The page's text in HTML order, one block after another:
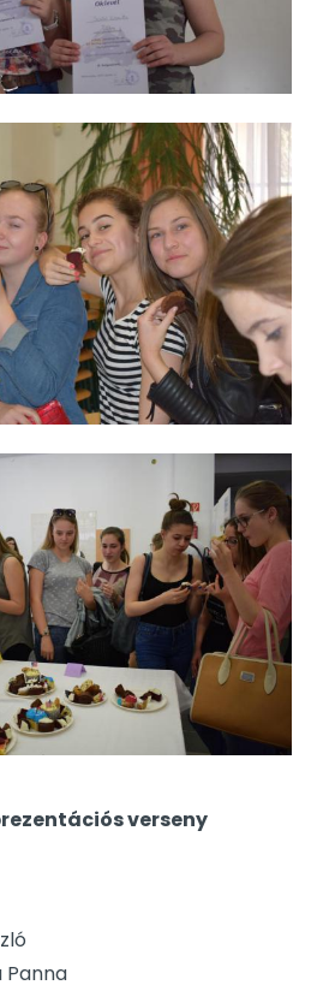
verseny
Panna